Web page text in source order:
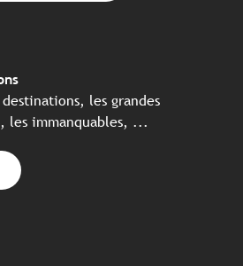
les grandes
les immanquables, ...